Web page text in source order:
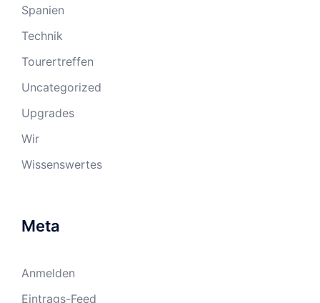
Spanien
Technik
Tourertreffen
Uncategorized
Upgrades
Wir
Wissenswertes
Meta
Anmelden
Eintrags-Feed